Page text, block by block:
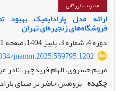
مدیریت بازرگانی
ارائه مدل پارادایمیک
فروشگاه‌های زنجیره‌ای تهران
دوره 4، شماره 3، پاییز 1404، صفحه
1-23
jnamm.2025.559795.1202
مریم خسروی، الهام فریدچهر، نادر
چکیده پژوهش حاضر بر مبنای